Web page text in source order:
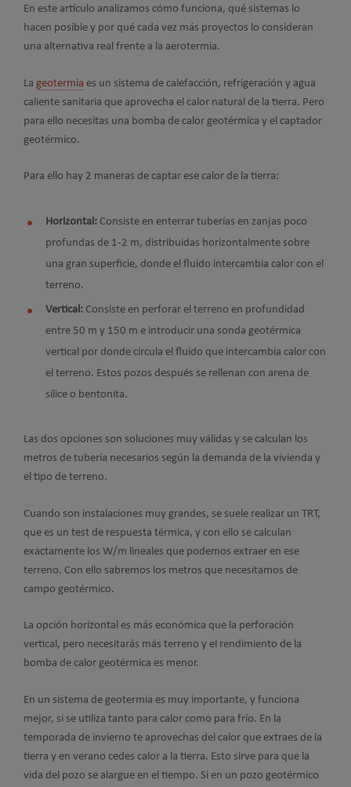
En este artículo analizamos cómo funciona, qué sistemas lo
hacen posible y por qué cada vez más proyectos lo consideran
una alternativa real frente a la aerotermia.
La geotermia es un sistema de calefacción, refrigeración y agua
caliente sanitaria que aprovecha el calor natural de la tierra. Pero
para ello necesitas una bomba de calor geotérmica y el captador
geotérmico.
Para ello hay 2 maneras de captar ese calor de la tierra:
Horizontal: Consiste en enterrar tuberías en zanjas poco
profundas de 1-2 m, distribuidas horizontalmente sobre
una gran superficie, donde el fluido intercambia calor con el
terreno.
Vertical: Consiste en perforar el terreno en profundidad
entre 50 m y 150 m e introducir una sonda geotérmica
vertical por donde circula el fluido que intercambia calor con
el terreno. Estos pozos después se rellenan con arena de
sílice o bentonita.
Las dos opciones son soluciones muy válidas y se calculan los
metros de tubería necesarios según la demanda de la vivienda y
el tipo de terreno.
Cuando son instalaciones muy grandes, se suele realizar un TRT,
que es un test de respuesta térmica, y con ello se calculan
exactamente los W/m lineales que podemos extraer en ese
terreno. Con ello sabremos los metros que necesitamos de
campo geotérmico.
La opción horizontal es más económica que la perforación
vertical, pero necesitarás más terreno y el rendimiento de la
bomba de calor geotérmica es menor.
En un sistema de geotermia es muy importante, y funciona
mejor, si se utiliza tanto para calor como para frío. En la
temporada de invierno te aprovechas del calor que extraes de la
tierra y en verano cedes calor a la tierra. Esto sirve para que la
vida del pozo se alargue en el tiempo. Si en un pozo geotérmico